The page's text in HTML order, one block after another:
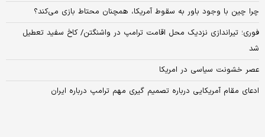
چرا چین با وجود باور به سقوط آمریکا، همچنان محتاط بازی می‌کند؟
فوری؛ تیراندازی نزدیک محل اقامت ترامپ در واشنگتن/ کاخ سفید تعطیل
شد
عصر خشونت سیاسی در امریکا
ادعای مقام آمریکایی درباره تصمیم گیری مهم ترامپ درباره ایران